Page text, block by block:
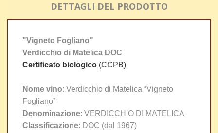
DETTAGLI DEL PRODOTTO
"Vigneto Fogliano"
Verdicchio di Matelica DOC
Certificato biologico (CCPB)
Nome vino: Verdicchio di Matelica “Vigneto
Fogliano”
Denominazione: VERDICCHIO DI MATELICA
Classificazione: DOC (dal 1967)